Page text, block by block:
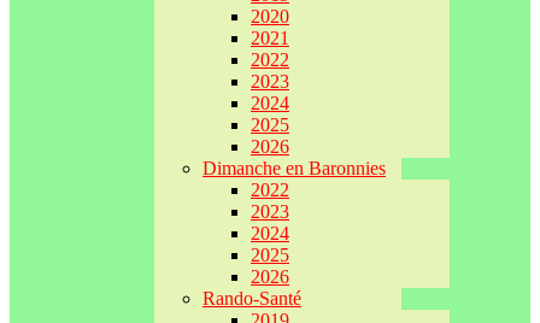
2020
2021
2022
2023
2024
2025
2026
Dimanche en Baronnies
2022
2023
2024
2025
2026
Rando-Santé